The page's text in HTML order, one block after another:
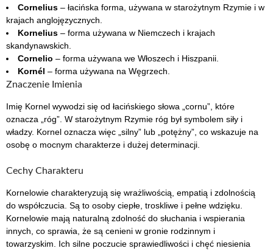
Cornelius – łacińska forma, używana w starożytnym Rzymie i w
krajach anglojęzycznych.
Kornelius – forma używana w Niemczech i krajach
skandynawskich.
Cornelio – forma używana we Włoszech i Hiszpanii.
Kornél – forma używana na Węgrzech.
Znaczenie Imienia
Imię Kornel wywodzi się od łacińskiego słowa „cornu”, które
oznacza „róg”. W starożytnym Rzymie róg był symbolem siły i
władzy. Kornel oznacza więc „silny” lub „potężny”, co wskazuje na
osobę o mocnym charakterze i dużej determinacji.
Cechy Charakteru
Kornelowie charakteryzują się wrażliwością, empatią i zdolnością
do współczucia. Są to osoby ciepłe, troskliwe i pełne wdzięku.
Kornelowie mają naturalną zdolność do słuchania i wspierania
innych, co sprawia, że są cenieni w gronie rodzinnym i
towarzyskim. Ich silne poczucie sprawiedliwości i chęć niesienia